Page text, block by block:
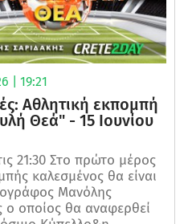
| 19:21
Αθλητική εκπομπή
Θεά" - 15 Ιουνίου
21:30 Στο πρώτο μέρος
καλεσμένος θα είναι
Μανόλης
ο οποίος θα αναφερθεί